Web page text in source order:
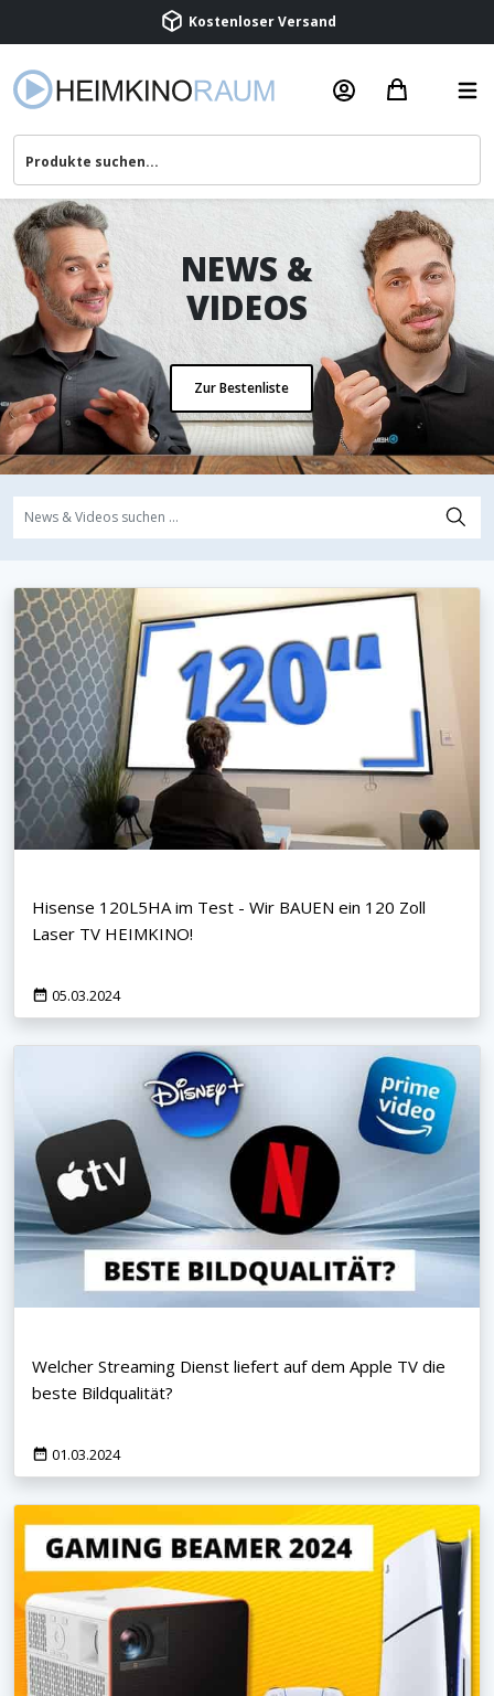
Beratung & Service
NEWS &
VIDEOS
Zur Bestenliste
Hisense 120L5HA im Test - Wir BAUEN ein 120 Zoll
Laser TV HEIMKINO!
05.03.2024
Welcher Streaming Dienst liefert auf dem Apple TV die
beste Bildqualität?
01.03.2024